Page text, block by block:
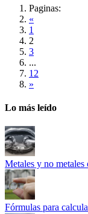
Paginas:
«
1
2
3
...
12
»
Lo más leído
Metales y no metales
Fórmulas para